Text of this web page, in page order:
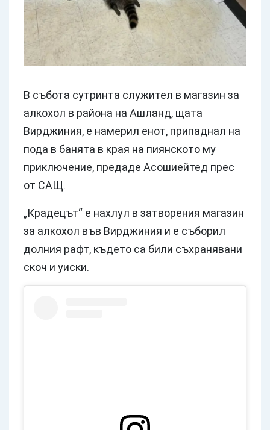
В събота сутринта служител в магазин за
алкохол в района на Ашланд, щата
Вирджиния, е намерил енот, припаднал на
пода в банята в края на пиянското му
приключение, предаде Асошиейтед прес
от САЩ.
„Крадецът“ е нахлул в затворения магазин
за алкохол във Вирджиния и е съборил
долния рафт, където са били съхранявани
скоч и уиски.